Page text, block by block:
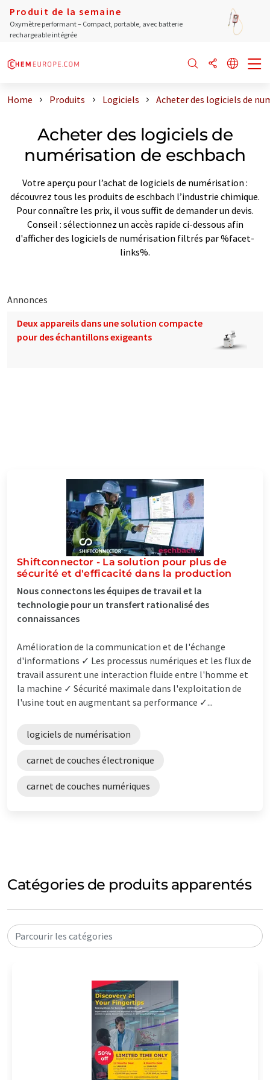
Produit de la semaine
Oxymètre performant – Compact, portable, avec batterie
rechargeable intégrée
Home Produits Logiciels Acheter des logiciels de
Acheter des logiciels de
numérisation de eschbach
Votre aperçu pour l’achat de logiciels de numérisation :
découvrez tous les produits de eschbach l’industrie chimique.
Pour connaître les prix, il vous suffit de demander un devis.
Conseil : sélectionnez un accès rapide ci-dessous afin
d'afficher des logiciels de numérisation filtrés par %facet-
links%.
Annonces
Deux appareils dans une solution compacte
pour des échantillons exigeants
Shiftconnector - La solution pour plus de
sécurité et d'efficacité dans la production
Nous connectons les équipes de travail et la
technologie pour un transfert rationalisé des
connaissances
Amélioration de la communication et de l'échange
d'informations ✓ Les processus numériques et les flux de
travail assurent une interaction fluide entre l'homme et
la machine ✓ Sécurité maximale dans l'exploitation de
l'usine tout en augmentant sa performance ✓...
logiciels de numérisation
carnet de couches électronique
carnet de couches numériques
Catégories de produits apparentés
Parcourir les catégories